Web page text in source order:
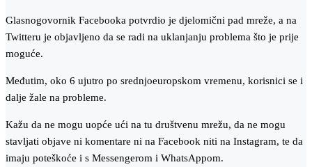
Glasnogovornik Facebooka potvrdio je djelomični pad mreže, a na
Twitteru je objavljeno da se radi na uklanjanju problema što je prije
moguće.
Međutim, oko 6 ujutro po srednjoeuropskom vremenu, korisnici se i
dalje žale na probleme.
Kažu da ne mogu uopće ući na tu društvenu mrežu, da ne mogu
stavljati objave ni komentare ni na Facebook niti na Instagram, te da
imaju poteškoće i s Messengerom i WhatsAppom.